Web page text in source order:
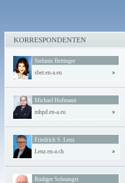
KORRESPONDENTEN
Stefanie Bettinger
sbet.en-a.eu
Michael Hofmann
mhpd.en-a.eu
Friedrich S. Lenz
Lenz.en-a.ch
Rüdiger Schnaugst